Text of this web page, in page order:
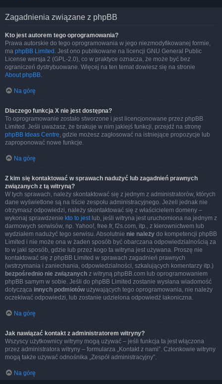
Zagadnienia związane z phpBB
Kto jest autorem tego oprogramowania?
Prawa autorskie do tego oprogramowania w jego niezmodyfikowanej formie,
ma phpBB Limited . Jest ono publikowane na licencji GNU General Public
License wersja 2 (GPL-2.0), co w praktyce oznacza, że może być bez
ograniczeń dystrybuowane. Więcej na ten temat dowiesz się na stronie
About phpBB.
Na górę
Dlaczego funkcja X nie jest dostępna?
To oprogramowanie zostało stworzone i jest licencjonowane przez phpBB
Limited. Jeśli uważasz, że brakuje w nim jakiejś funkcji, przejdź na stronę
phpBB Ideas Centre, gdzie możesz zagłosować na istniejące propozycje lub
zaproponować nowe funkcje.
Na górę
Z kim się kontaktować w sprawach nadużyć lub zagadnień prawnych
związanych z tą witryną?
W tych sprawach, należy skontaktować się z jednym z administratorów, których
dane wyświetlone są na liście zespołu administracyjnego. Jeżeli jednak nie
otrzymasz odpowiedzi, należy skontaktować się z właścicielem domeny –
wykonaj sprawdzenie kto to jestlub, jeśli witryna jest uruchomiona na jednym z
darmowych serwisów, np. Yahoo!, free.fr, f2s.com, itp., z kierownictwem lub
wydziałem nadużyć tego serwisu. Absolutnie nie należy do kompetencji phpBB
Limited i nie może ona w żaden sposób być obarczana odpowiedzialnością za
to w jaki sposób, gdzie lub przez kogo ta witryna jest używana. Proszę nie
kontaktować się z phpBB Limited w sprawach zagadnień prawnych
(wstrzymania i zaniechania, odpowiedzialności, szkalujących komentarzy itp.)
bezpośrednio nie związanych z witryną phpBB.com lub oprogramowaniem
phpBB samym w sobie. Jeśli do phpBB Limited zostanie wysłana wiadomość
dotycząca innych podmiotów używających tego oprogramowania, nie należy
oczekiwać odpowiedzi, lub zostanie udzielona odpowiedź lakoniczna.
Na górę
Jak nawiązać kontakt z administratorem witryny?
Wszyscy użytkownicy witryny mogą używać – jeśli funkcja ta jest włączona
przez administratora witryny – formularza „Kontakt z nami”. Członkowie witryny
mogą także używać odnośnika „Zespół administracyjny”.
Na górę